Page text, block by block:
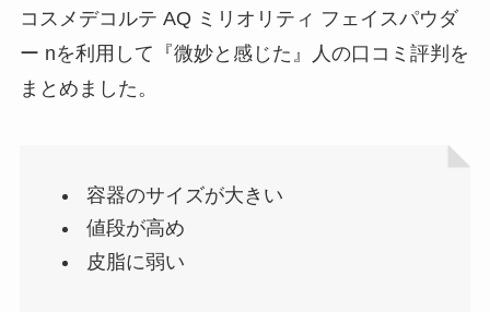
コスメデコルテ AQ ミリオリティ フェイスパウダ
ー nを利用して『微妙と感じた』人の口コミ評判を
まとめました。
容器のサイズが大きい
値段が高め
皮脂に弱い